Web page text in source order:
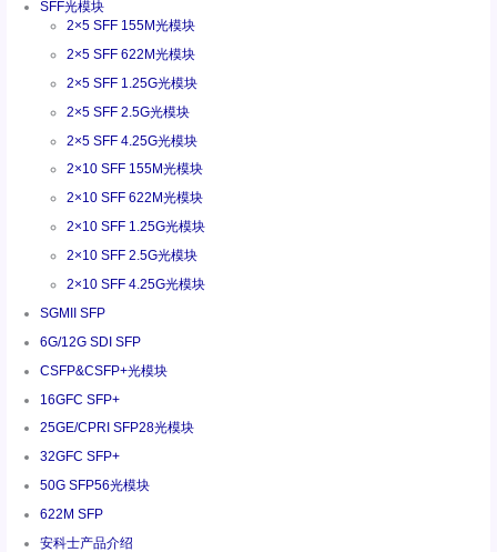
SFF光模块
2×5 SFF 155M光模块
2×5 SFF 622M光模块
2×5 SFF 1.25G光模块
2×5 SFF 2.5G光模块
2×5 SFF 4.25G光模块
2×10 SFF 155M光模块
2×10 SFF 622M光模块
2×10 SFF 1.25G光模块
2×10 SFF 2.5G光模块
2×10 SFF 4.25G光模块
SGMII SFP
6G/12G SDI SFP
CSFP&CSFP+光模块
16GFC SFP+
25GE/CPRI SFP28光模块
32GFC SFP+
50G SFP56光模块
622M SFP
安科士产品介绍